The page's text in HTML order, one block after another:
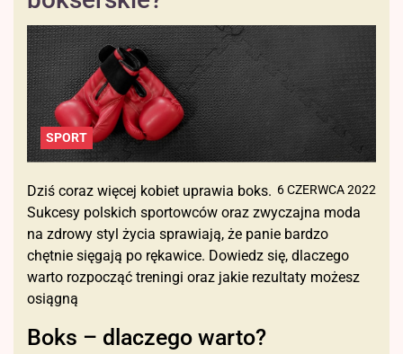
SPORT
6 CZERWCA 2022
Dziś coraz więcej kobiet uprawia boks.
Sukcesy polskich sportowców oraz zwyczajna moda
na zdrowy styl życia sprawiają, że panie bardzo
chętnie sięgają po rękawice. Dowiedz się, dlaczego
warto rozpocząć treningi oraz jakie rezultaty możesz
osiągną
Boks – dlaczego warto?